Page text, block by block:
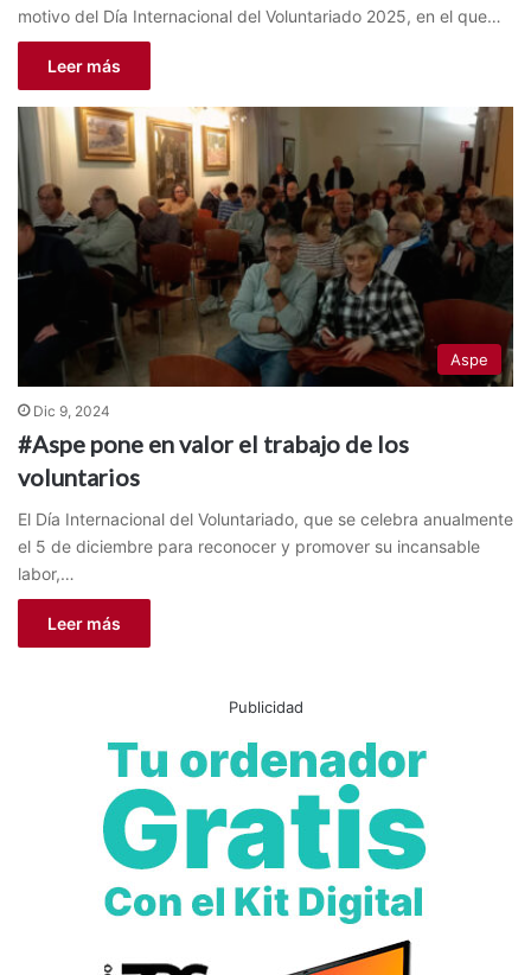
motivo del Día Internacional del Voluntariado 2025, en el que…
Leer más
Aspe
Dic 9, 2024
#Aspe pone en valor el trabajo de los
voluntarios
El Día Internacional del Voluntariado, que se celebra anualmente
el 5 de diciembre para reconocer y promover su incansable
labor,…
Leer más
Publicidad